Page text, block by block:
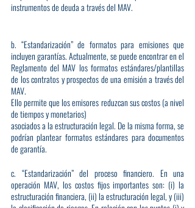
instrumentos de deuda a través del MAV.
b. “Estandarización” de formatos para emisiones que
incluyen garantías. Actualmente, se puede encontrar en el
Reglamento del MAV los formatos estándares/plantillas
de los contratos y prospectos de una emisión a través del
MAV.
Ello permite que los emisores reduzcan sus costos (a nivel
de tiempos y monetarios)
asociados a la estructuración legal. De la misma forma, se
podrían plantear formatos estándares para documentos
de garantía.
c. “Estandarización” del proceso financiero. En una
operación MAV, los costos fijos importantes son: (i) la
estructuración financiera, (ii) la estructuración legal, y (iii)